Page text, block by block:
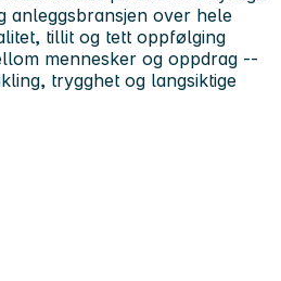
anleggsbransjen over hele
tillit og tett oppfølging
mennesker og oppdrag --
trygghet og langsiktige